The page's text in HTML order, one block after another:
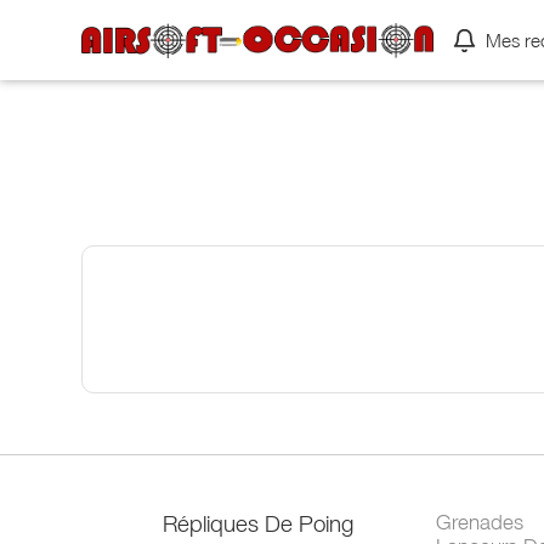
Mes
Répliques De Poing
Grenades